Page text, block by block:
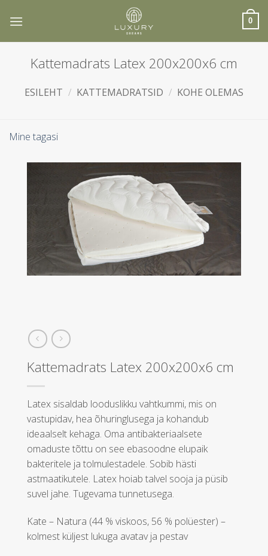
0
Kattemadrats Latex 200x200x6 cm
ESILEHT / KATTEMADRATSID / KOHE OLEMAS
Mine tagasi
Kattemadrats Latex 200x200x6 cm
Latex sisaldab looduslikku vahtkummi, mis on
vastupidav, hea õhuringlusega ja kohandub
ideaalselt kehaga. Oma antibakteriaalsete
omaduste tõttu on see ebasoodne elupaik
bakteritele ja tolmulestadele. Sobib hästi
astmaatikutele. Latex hoiab talvel sooja ja püsib
suvel jahe. Tugevama tunnetusega.
Kate – Natura (44 % viskoos, 56 % polüester) –
kolmest küljest lukuga avatav ja pestav